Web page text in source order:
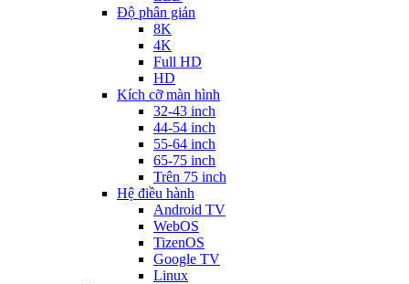
Độ phân giản
8K
4K
Full HD
HD
Kích cỡ màn hình
32-43 inch
44-54 inch
55-64 inch
65-75 inch
Trên 75 inch
Hệ điều hành
Android TV
WebOS
TizenOS
Google TV
Linux